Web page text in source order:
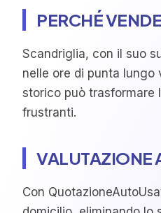
PERCHÉ
Scandriglia, con il suo
nelle ore di punta
storico può trasformare
frustranti.
VALUTAZIONE
Con